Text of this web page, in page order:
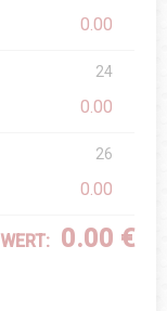
0.00
24
0.00
26
0.00
WERT: 0.00 €